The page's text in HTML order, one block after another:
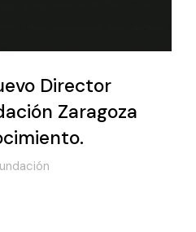
Director
Zaragoza